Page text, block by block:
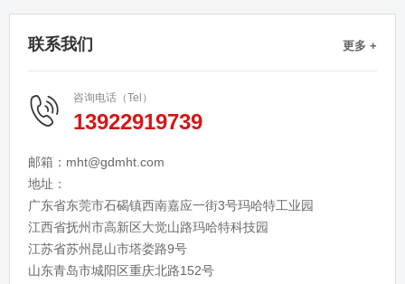
联系我们 更多 +
咨询电话（Tel）
13922919739
邮箱：mht@gdmht.com
地址：
广东省东莞市石碣镇西南嘉应一街3号玛哈特工业园
江西省抚州市高新区大觉山路玛哈特科技园
江苏省苏州昆山市塔娄路9号
山东青岛市城阳区重庆北路152号